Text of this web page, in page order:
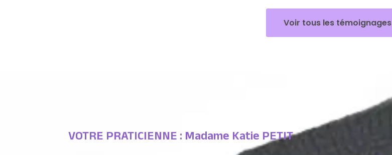
Voir tous les témoignages
VOTRE PRATICIENNE : Madame Katie PETIT